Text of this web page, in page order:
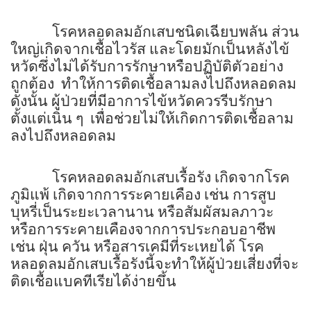
โรคหลอดลมอักเสบชนิดเฉียบพลัน ส่วน
ใหญ่เกิดจากเชื้อไวรัส และโดยมักเป็นหลังไข้
หวัดซึ่งไม่ได้รับการรักษาหรือปฏิบัติตัวอย่าง
ถูกต้อง ทำให้การติดเชื้อลามลงไปถึงหลอดลม
ดังนั้น ผู้ป่วยที่มีอาการไข้หวัดควรรีบรักษา
ตั้งแต่เนิ่น ๆ เพื่อช่วยไม่ให้เกิดการติดเชื้อลาม
ลงไปถึงหลอดลม
โรคหลอดลมอักเสบเรื้อรัง เกิดจากโรค
ภูมิแพ้ เกิดจากการระคายเคือง เช่น การสูบ
บุหรี่เป็นระยะเวลานาน หรือสัมผัสมลภาวะ
หรือการระคายเคืองจากการประกอบอาชีพ
เช่น ฝุ่น ควัน หรือสารเคมีที่ระเหยได้ โรค
หลอดลมอักเสบเรื้อรังนี้จะทำให้ผู้ป่วยเสี่ยงที่จะ
ติดเชื้อแบคทีเรียได้ง่ายขึ้น